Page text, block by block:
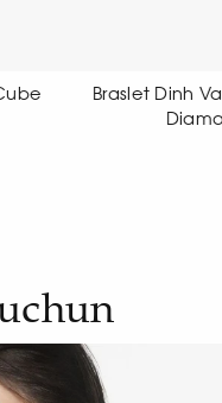
Cube
Braslet